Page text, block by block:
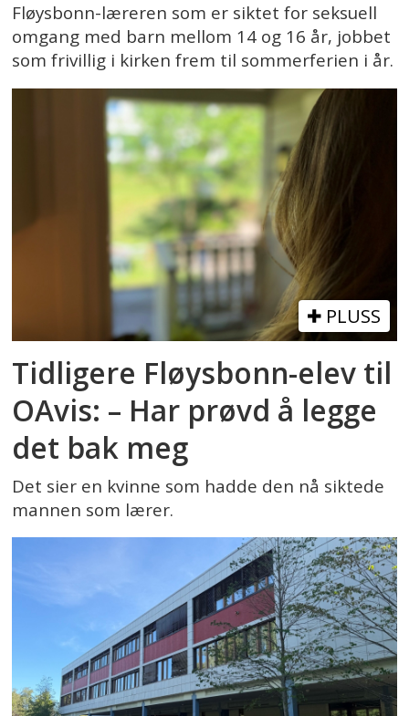
Fløysbonn-læreren som er siktet for seksuell
omgang med barn mellom 14 og 16 år, jobbet
som frivillig i kirken frem til sommerferien i år.
PLUSS
Tidligere Fløysbonn-elev til
OAvis: – Har prøvd å legge
det bak meg
Det sier en kvinne som hadde den nå siktede
mannen som lærer.